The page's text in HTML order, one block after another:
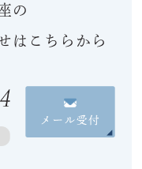
の
はこちらから